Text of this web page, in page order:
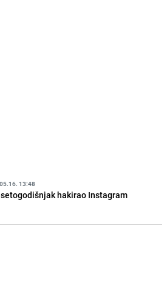
13:48
hakirao Instagram